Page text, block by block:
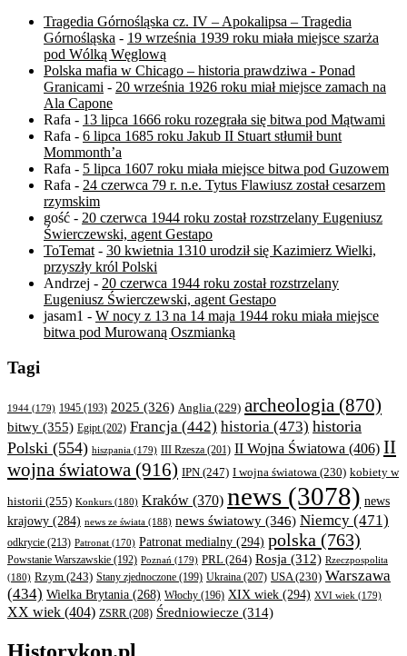
Tragedia Górnośląska cz. IV – Apokalipsa – Tragedia
Górnośląska - 19 września 1939 roku miała miejsce szarża
pod Wólką Węglową
Polska mafia w Chicago – historia prawdziwa - Ponad
Granicami - 20 września 1926 roku miał miejsce zamach na
Ala Capone
Rafa - 13 lipca 1666 roku rozegrała się bitwa pod Mątwami
Rafa - 6 lipca 1685 roku Jakub II Stuart stłumił bunt
Mommonth’a
Rafa - 5 lipca 1607 roku miała miejsce bitwa pod Guzowem
Rafa - 24 czerwca 79 r. n.e. Tytus Flawiusz został cesarzem
rzymskim
gość - 20 czerwca 1944 roku został rozstrzelany Eugeniusz
Świerczewski, agent Gestapo
ToTemat - 30 kwietnia 1310 urodził się Kazimierz Wielki,
przyszły król Polski
Andrzej - 20 czerwca 1944 roku został rozstrzelany
Eugeniusz Świerczewski, agent Gestapo
jasam1 - W nocy z 13 na 14 maja 1944 roku miała miejsce
bitwa pod Murowaną Oszmianką
Tagi
1944 (179) 1945 (193) 2025 (326) Anglia (229) archeologia (870)
bitwy (355) Egipt(202) Francja (442) historia (473) historia
Polski (554) hiszpania (179) III Rzesza (201) II Wojna Światowa (406) II
wojna światowa (916) IPN (247) I wojna światowa (230) kobiety w
historii (255) Konkurs (180) Kraków (370) news (3078) news
krajowy (284) news ze świata (188) news światowy (346) Niemcy (471)
odkrycie (213) Patronat (170) Patronat medialny (294) polska (763)
Powstanie Warszawskie (192) Poznań (179) PRL(264) Rosja (312) Rzeczpospolita
(180) Rzym (243) Stany zjednoczone (199) Ukraina (207) USA(230) Warszawa
(434) Wielka Brytania (268) Włochy (196) XIX wiek (294) XVI wiek (179)
XX wiek (404) ZSRR (208) Średniowiecze (314)